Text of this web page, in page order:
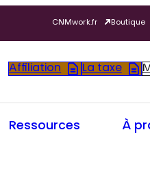
CNMwork.fr Boutique
Affiliation La taxe
Ressources À